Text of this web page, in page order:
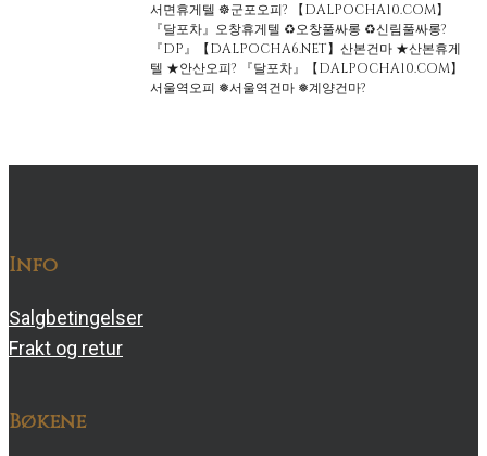
서면휴게텔 ☸군포오피? 【DALPOCHA10.COM】
『달포차』오창휴게텔 ♻오창풀싸롱 ♻신림풀싸롱?
『DP』【DALPOCHA6.NET】산본건마 ★산본휴게
텔 ★안산오피? 『달포차』【DALPOCHA10.COM】
서울역오피 ❅서울역건마 ❅계양건마?
Info
Salgbetingelser
Frakt og retur
Bøkene